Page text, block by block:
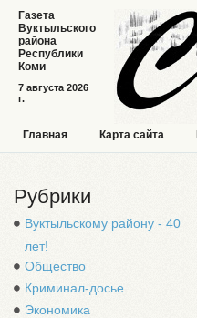
7 августа 2026
г.
Газета
Вуктыльского
района
Республики
Коми
Главная Карта сайта
Рубрики
Вуктыльскому району - 40
лет!
Общество
Криминал-досье
Экономика